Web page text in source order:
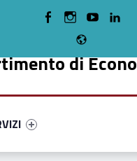
di
60944-49
#link-menu-
WebMan on Facebook
WebMan on Instagram
WebMan on Youtube